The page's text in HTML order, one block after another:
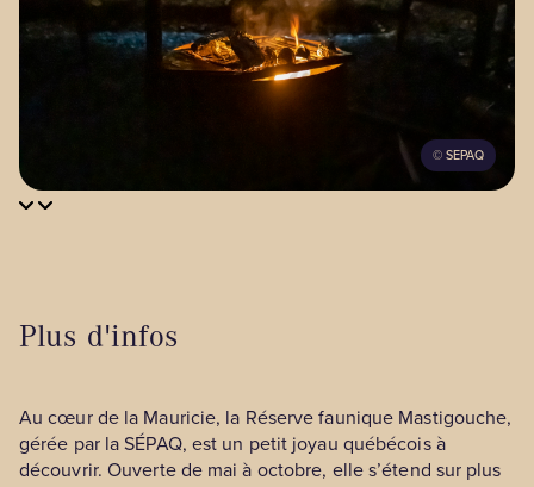
©SEPAQ
Plus d'infos
Au cœur de la Mauricie, la Réserve faunique Mastigouche,
gérée par la SÉPAQ, est un petit joyau québécois à
découvrir. Ouverte de mai à octobre, elle s’étend sur plus